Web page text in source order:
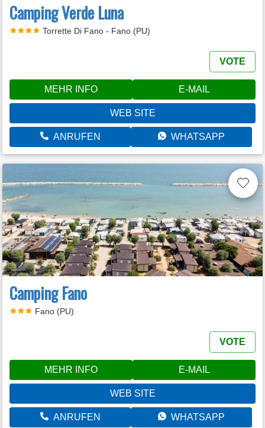
Camping Verde Luna
Torrette Di Fano - Fano (PU)
VOTE
MEHR INFO E-MAIL
WEB SITE
ANRUFEN WHATSAPP
Camping Fano
Fano (PU)
VOTE
MEHR INFO E-MAIL
WEB SITE
ANRUFEN WHATSAPP